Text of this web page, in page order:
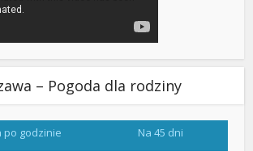
– Pogoda dla rodziny
po godzinie Na 45 dni